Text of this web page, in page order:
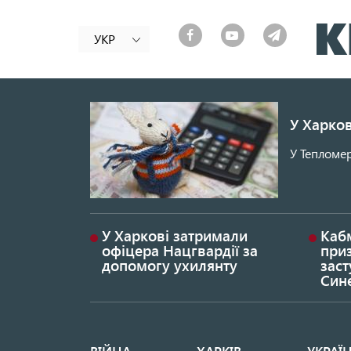
УКР
У
У
У Харкові затримали
офіцера Нацгвардії за
допомогу ухилянту